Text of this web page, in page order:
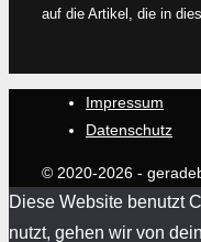
auf die Artikel, die in
Impressum
Datenschutz
© 2020-2026 -
Diese Website benutzt
nutzt, gehen wir von